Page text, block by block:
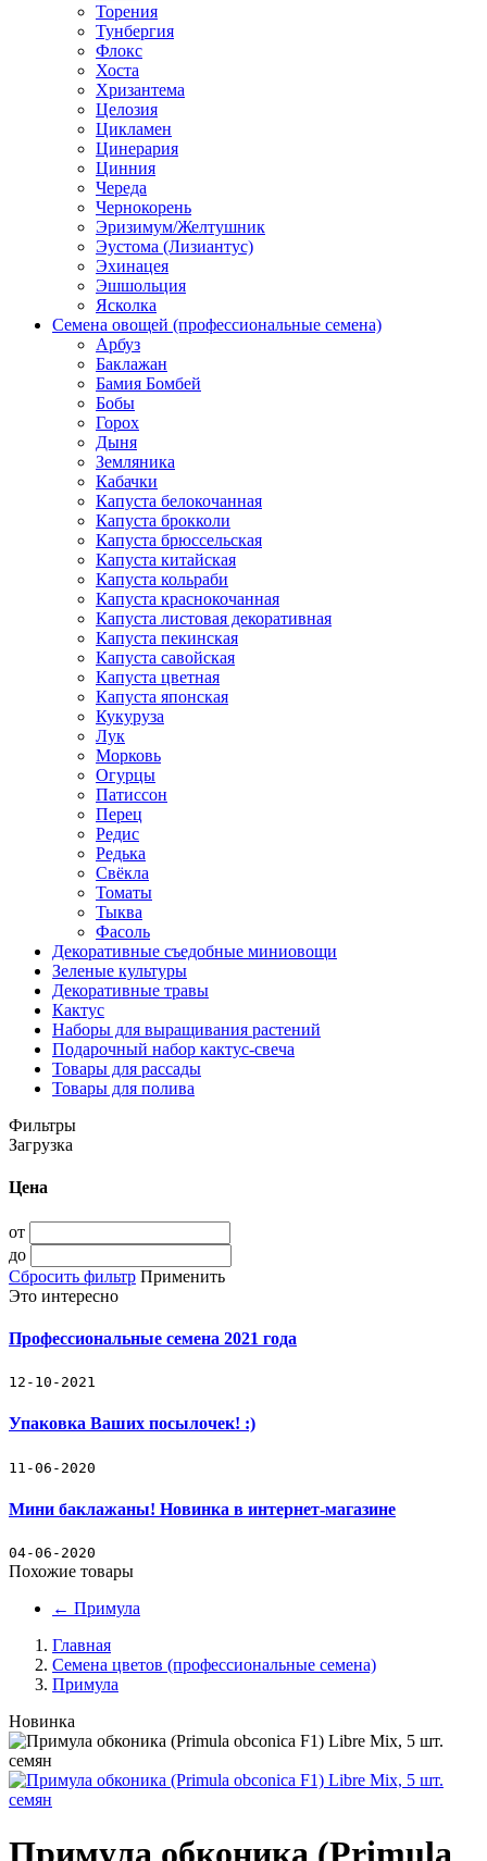
Торения
Тунбергия
Флокс
Хоста
Хризантема
Целозия
Цикламен
Цинерария
Цинния
Череда
Чернокорень
Эризимум/Желтушник
Эустома (Лизиантус)
Эхинацея
Эшшольция
Ясколка
Семена овощей (профессиональные семена)
Арбуз
Баклажан
Бамия Бомбей
Бобы
Горох
Дыня
Земляника
Кабачки
Капуста белокочанная
Капуста брокколи
Капуста брюссельская
Капуста китайская
Капуста кольраби
Капуста краснокочанная
Капуста листовая декоративная
Капуста пекинская
Капуста савойская
Капуста цветная
Капуста японская
Кукуруза
Лук
Морковь
Огурцы
Патиссон
Перец
Редис
Редька
Свёкла
Томаты
Тыква
Фасоль
Декоративные съедобные миниовощи
Зеленые культуры
Декоративные травы
Кактус
Наборы для выращивания растений
Подарочный набор кактус-свеча
Товары для рассады
Товары для полива
Фильтры
Загрузка
Цена
от
до
Сбросить фильтр Применить
Это интересно
Профессиональные семена 2021 года
12-10-2021
Упаковка Ваших посылочек! :)
11-06-2020
Мини баклажаны! Новинка в интернет-магазине
04-06-2020
Похожие товары
← Примула
Главная
Семена цветов (профессиональные семена)
Примула
Новинка
Примула обконика (Primula